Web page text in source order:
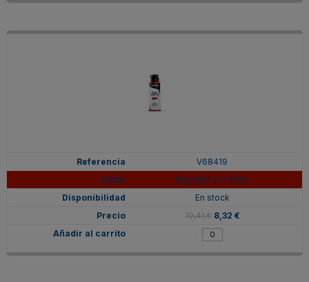
V68419
Rojo Naftol Pálido
En stock
10,41 € 8,32 €